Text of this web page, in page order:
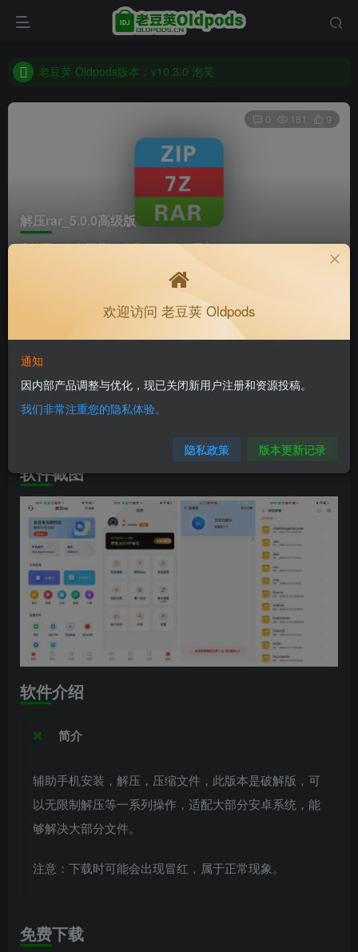
老豆荚 Oldpods版本：v10.3.0 泡芙
老豆荚 Oldpods版本：v10.3.0 泡芙
解压rar_5.0.0高级版
首页 软件下载 分类 32位 正文
0 181 9
4个月前更新
软件信息
兼容版本：安卓6.0+
软件截图
软件介绍
简介
辅助手机安装，解压，压缩文件，此版本是破解版，可
以无限制解压等一系列操作，适配大部分安卓系统，能
够解决大部分文件。
注意：下载时可能会出现冒红，属于正常现象。
免费下载
欢迎访问 老豆荚 Oldpods
通知
因内部产品调整与优化，现已关闭新用户注册和资源投稿。
我们非常注重您的隐私体验。
隐私政策 版本更新记录